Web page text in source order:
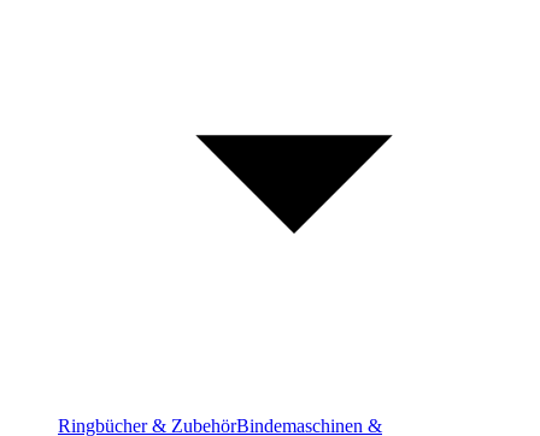
Ringbücher & ZubehörBindemaschinen &